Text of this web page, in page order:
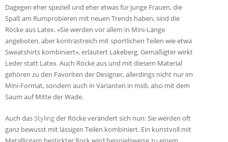
Dagegen eher speziell und eher etwas für junge Frauen, die
Spaß am Rumprobieren mit neuen Trends haben, sind die
Röcke aus Latex. «Sie werden vor allem in Mini-Länge
angeboten, aber kontrastreich mit sportlichen Teilen wie etwa
Sweatshirts kombiniert», erläutert Lakeberg. Gemäßigter wirkt
Leder statt Latex. Auch Röcke aus und mit diesem Material
gehören zu den Favoriten der Designer, allerdings nicht nur im
Mini-Format, sondern auch in Varianten in midi, also mit dem
Saum auf Mitte der Wade.
Auch dasStylingder Röcke verändert sich nun: Sie werden oft
ganz bewusst mit lässigen Teilen kombiniert. Ein kunstvoll mit